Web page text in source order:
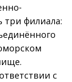
три филиала:
с